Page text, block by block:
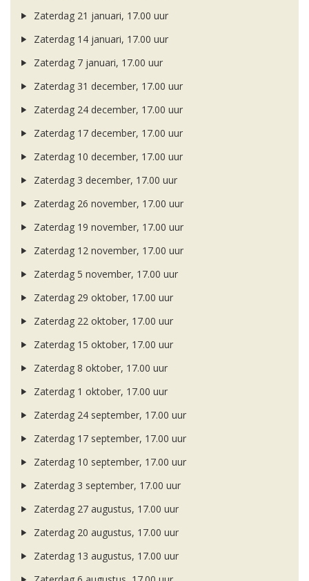
Zaterdag 21 januari, 17.00 uur
Zaterdag 14 januari, 17.00 uur
Zaterdag 7 januari, 17.00 uur
Zaterdag 31 december, 17.00 uur
Zaterdag 24 december, 17.00 uur
Zaterdag 17 december, 17.00 uur
Zaterdag 10 december, 17.00 uur
Zaterdag 3 december, 17.00 uur
Zaterdag 26 november, 17.00 uur
Zaterdag 19 november, 17.00 uur
Zaterdag 12 november, 17.00 uur
Zaterdag 5 november, 17.00 uur
Zaterdag 29 oktober, 17.00 uur
Zaterdag 22 oktober, 17.00 uur
Zaterdag 15 oktober, 17.00 uur
Zaterdag 8 oktober, 17.00 uur
Zaterdag 1 oktober, 17.00 uur
Zaterdag 24 september, 17.00 uur
Zaterdag 17 september, 17.00 uur
Zaterdag 10 september, 17.00 uur
Zaterdag 3 september, 17.00 uur
Zaterdag 27 augustus, 17.00 uur
Zaterdag 20 augustus, 17.00 uur
Zaterdag 13 augustus, 17.00 uur